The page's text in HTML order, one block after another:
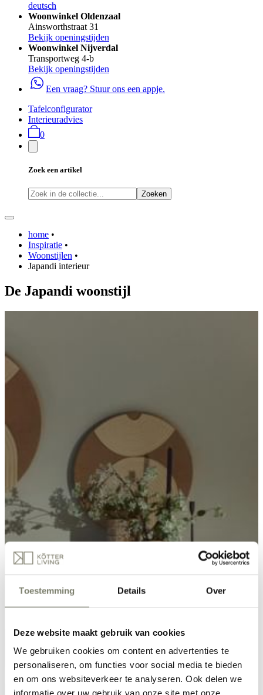
Toestemming Details Over
Deze website maakt gebruik van cookies
We gebruiken cookies om content en advertenties te
personaliseren, om functies voor social media te bieden
en om ons websiteverkeer te analyseren. Ook delen we
informatie over uw gebruik van onze site met onze
deutsch
Woonwinkel Oldenzaal
Ainsworthstraat 31
Bekijk openingstijden
Woonwinkel Nijverdal
Transportweg 4-b
Bekijk openingstijden
Een vraag? Stuur ons een appje.
Tafelconfigurator
Interieuradvies
0
Zoek een artikel
Zoeken
home •
Inspiratie •
Woonstijlen •
Japandi interieur
De Japandi woonstijl